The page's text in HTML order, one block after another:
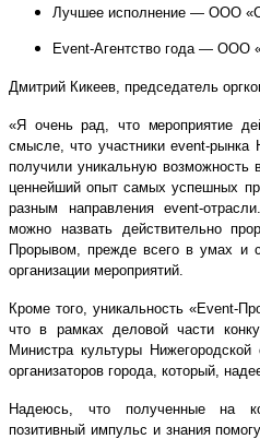
Лучшее исполнение — ООО
Event-Агентство года — ООО
Дмитрий Кикеев, председатель
«Я очень рад, что мероприятие
смысле, что участники event-
получили уникальную
ценнейший опыт самых успешных
разным направления event-
можно назвать действительно
Прорывом, прежде всего в умах и
организации мероприятий.
Кроме того, уникальность «Event-
что в рамках деловой части
Министра культуры
организаторов города, который,
Надеюсь, что полученные на
позитивный импульс и знания